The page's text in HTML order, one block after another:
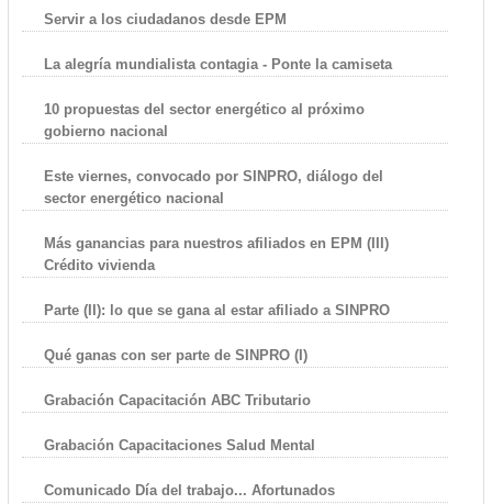
Servir a los ciudadanos desde EPM
La alegría mundialista contagia - Ponte la camiseta
10 propuestas del sector energético al próximo
gobierno nacional
Este viernes, convocado por SINPRO, diálogo del
sector energético nacional
Más ganancias para nuestros afiliados en EPM (III)
Crédito vivienda
Parte (II): lo que se gana al estar afiliado a SINPRO
Qué ganas con ser parte de SINPRO (I)
Grabación Capacitación ABC Tributario
Grabación Capacitaciones Salud Mental
Comunicado Día del trabajo... Afortunados